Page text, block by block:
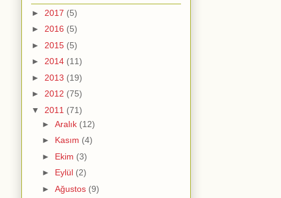
► 2017 (5)
► 2016 (5)
► 2015 (5)
► 2014 (11)
► 2013 (19)
► 2012 (75)
▼ 2011 (71)
► Aralık (12)
► Kasım (4)
► Ekim (3)
► Eylül (2)
► Ağustos (9)